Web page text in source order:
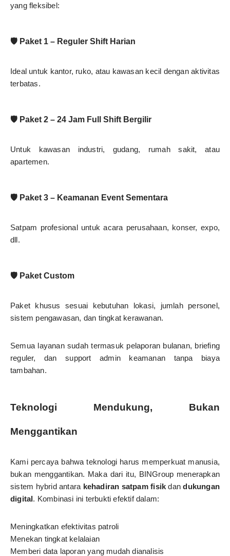
yang fleksibel:
🛡️ Paket 1 – Reguler Shift Harian
Ideal untuk kantor, ruko, atau kawasan kecil dengan aktivitas
terbatas.
🛡️ Paket 2 – 24 Jam Full Shift Bergilir
Untuk kawasan industri, gudang, rumah sakit, atau
apartemen.
🛡️ Paket 3 – Keamanan Event Sementara
Satpam profesional untuk acara perusahaan, konser, expo,
dll.
🛡️ Paket Custom
Paket khusus sesuai kebutuhan lokasi, jumlah personel,
sistem pengawasan, dan tingkat kerawanan.
Semua layanan sudah termasuk pelaporan bulanan, briefing
reguler, dan support admin keamanan tanpa biaya
tambahan.
Teknologi Mendukung, Bukan
Menggantikan
Kami percaya bahwa teknologi harus memperkuat manusia,
bukan menggantikan. Maka dari itu, BINGroup menerapkan
sistem hybrid antara kehadiran satpam fisik dandukungan
digital. Kombinasi ini terbukti efektif dalam:
Meningkatkan efektivitas patroli
Menekan tingkat kelalaian
Memberi data laporan yang mudah dianalisis